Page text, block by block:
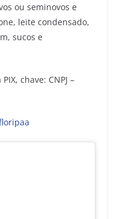
ou seminovos e
leite condensado,
sucos e
chave: CNPJ –